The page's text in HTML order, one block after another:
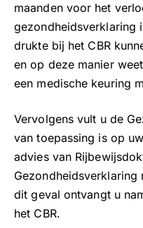
maanden voor het
gezondheidsverklaring
drukte bij het CBR
en op deze manier
een medische keuring
Vervolgens vult u de
van toepassing is op
advies van
dit geval ontvangt u
het CBR.